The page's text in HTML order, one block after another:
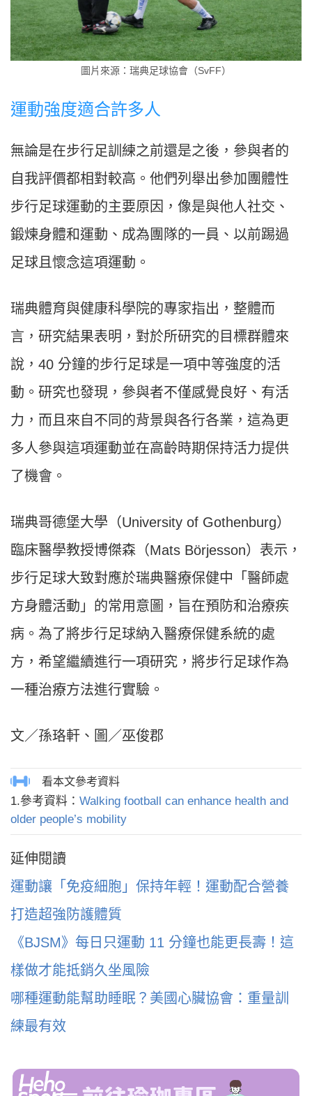
圖片來源：瑞典足球協會（SvFF）
運動強度適合許多人
無論是在步行足訓練之前還是之後，參與者的
自我評價都相對較高。他們列舉出參加團體性
步行足球運動的主要原因，像是與他人社交、
鍛煉身體和運動、成為團隊的一員、以前踢過
足球且懷念這項運動。
瑞典體育與健康科學院的專家指出，整體而
言，研究結果表明，對於所研究的目標群體來
說，40 分鐘的步行足球是一項中等強度的活
動。研究也發現，參與者不僅感覺良好、有活
力，而且來自不同的背景與各行各業，這為更
多人參與這項運動並在高齡時期保持活力提供
了機會。
瑞典哥德堡大學（University of Gothenburg）
臨床醫學教授博傑森（Mats Börjesson）表示，
步行足球大致對應於瑞典醫療保健中「醫師處
方身體活動」的常用意圖，旨在預防和治療疾
病。為了將步行足球納入醫療保健系統的處
方，希望繼續進行一項研究，將步行足球作為
一種治療方法進行實驗。
文／孫珞軒、圖／巫俊郡
1.參考資料： Walking football can enhance health and
older people’s mobility
延伸閱讀
運動讓「免疫細胞」保持年輕！運動配合營養
打造超強防護體質
《BJSM》每日只運動 11 分鐘也能更長壽！這
樣做才能抵銷久坐風險
哪種運動能幫助睡眠？美國心臟協會：重量訓
練最有效